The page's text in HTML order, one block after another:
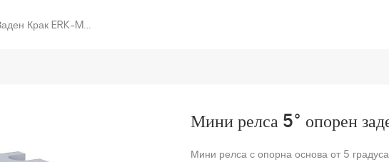
Мини Релса 5° Опорен Заден Крак ERK-MRS-5
Мини релса 5° опорен
Мини релса с опорна основа от 5